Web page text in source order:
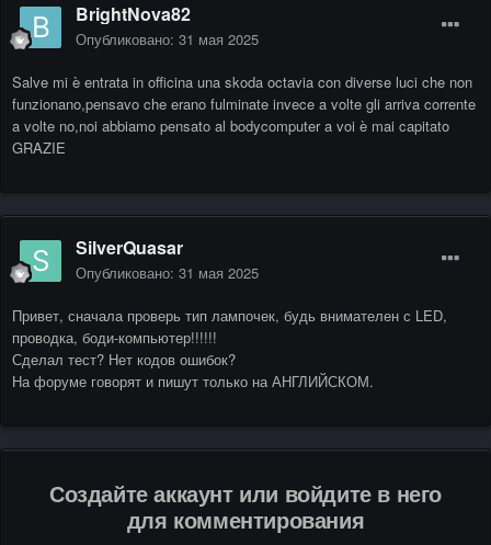
BrightNova82
Опубликовано: 31 мая 2025
Salve mi è entrata in officina una skoda octavia con diverse luci che non
funzionano,pensavo che erano fulminate invece a volte gli arriva corrente
a volte no,noi abbiamo pensato al bodycomputer a voi è mai capitato
GRAZIE
SilverQuasar
Опубликовано: 31 мая 2025
Привет, сначала проверь тип лампочек, будь внимателен с LED,
проводка, боди-компьютер!!!!!!
Сделал тест? Нет кодов ошибок?
На форуме говорят и пишут только на АНГЛИЙСКОМ.
Создайте аккаунт или войдите в него
для комментирования